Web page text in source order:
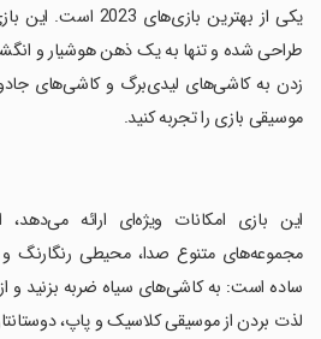
یکی از بهترین
طراحی شده و تنها به یک ذهن هوشیار و
زدن به کاشی‌های لیدی‌برگ و کاشی‌های
موسیقی بازی را تجربه کنید.
‏این بازی امکانات ویژه‌ای ارائه
مجموعه‌های متنوع صدا، محیطی رنگارنگ
ساده است: به کاشی‌های سیاه ضربه بزنید و
لذت بردن از موسیقی کلاسیک و پاپ،